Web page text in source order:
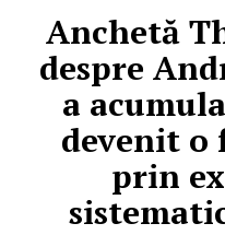
Anchetă
despre
a
devenit
prin